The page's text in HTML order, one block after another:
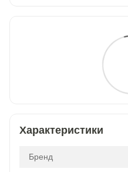
Характеристики
Бренд